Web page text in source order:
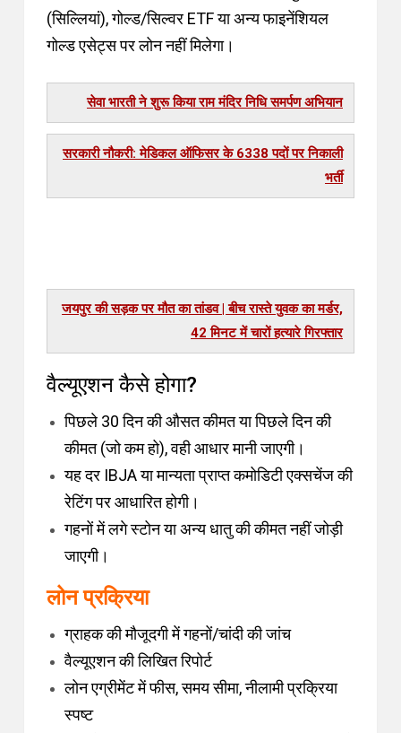
(सिल्लियां), गोल्ड/सिल्वर ETF या अन्य फाइनेंशियल
गोल्ड एसेट्स पर लोन नहीं मिलेगा।
सेवा भारती ने शुरू किया राम मंदिर निधि समर्पण अभियान
सरकारी नौकरी: मेडिकल ऑफिसर के 6338 पदों पर निकाली
भर्ती
जयपुर की सड़क पर मौत का तांडव | बीच रास्ते युवक का मर्डर,
42 मिनट में चारों हत्यारे गिरफ्तार
वैल्यूएशन कैसे होगा?
पिछले 30 दिन की औसत कीमत या पिछले दिन की
कीमत (जो कम हो), वही आधार मानी जाएगी।
यह दर IBJA या मान्यता प्राप्त कमोडिटी एक्सचेंज की
रेटिंग पर आधारित होगी।
गहनों में लगे स्टोन या अन्य धातु की कीमत नहीं जोड़ी
जाएगी।
लोन प्रक्रिया
ग्राहक की मौजूदगी में गहनों/चांदी की जांच
वैल्यूएशन की लिखित रिपोर्ट
लोन एग्रीमेंट में फीस, समय सीमा, नीलामी प्रक्रिया
स्पष्ट